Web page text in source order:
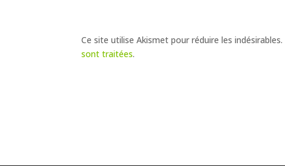
Ce site utilise Akismet pour réduire les indésirables.
sont traitées.